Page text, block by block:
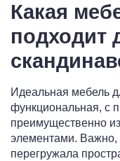
Какая
подходит
Идеальная мебель
функциональная, с
преимущественно
элементами. Важно,
перегружала